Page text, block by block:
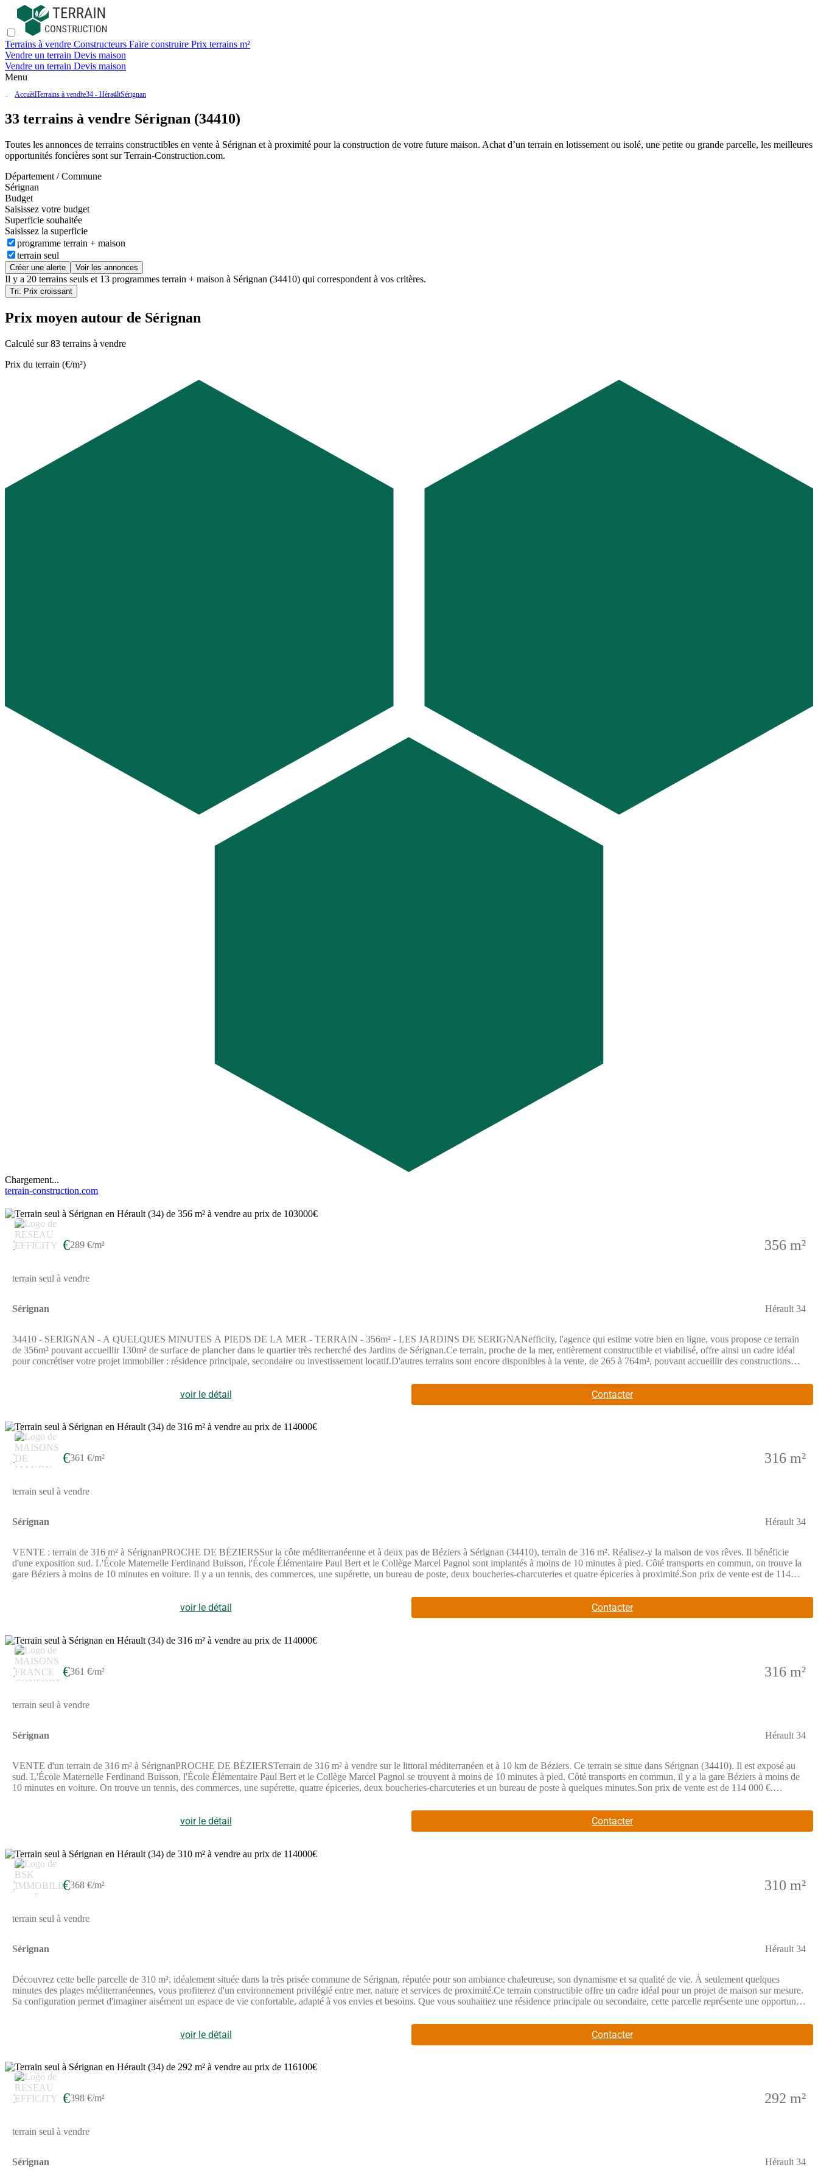
Terrains à vendre Constructeurs Faire construire Prix terrains m²
Vendre un terrain Devis maison
Vendre un terrain Devis maison
Menu
AccueilTerrains à vendre34 - HéraultSérignan
33 terrains à vendre Sérignan (34410)
Toutes les annonces de terrains constructibles en vente à Sérignan et à proximité pour la construction de votre future maison. Achat d’un terrain en lotissement ou isolé, une petite ou grande parcelle, les meilleures
opportunités foncières sont surTerrain-Construction.com.
Département / Commune
Sérignan
Budget
Saisissez votre budget
Superficie souhaitée
Saisissez la superficie
programme terrain + maison
terrain seul
Créer une alerte Voir les annonces
Il y a 20 terrains seuls et 13 programmes terrain + maison à Sérignan (34410) qui correspondent à vos critères.
Tri: Prix croissant
Prix moyen autour de Sérignan
Calculé sur 83 terrains à vendre
Prix du terrain (€/m²)
Chargement...
terrain-construction.com
3
103 000 €289 €/m² 356 m²
terrain seul à vendre
Sérignan Hérault 34
34410 - SERIGNAN - A QUELQUES MINUTES A PIEDS DE LA MER - TERRAIN - 356m² - LES JARDINS DE SERIGNANefficity, l'agence qui estime votre bien en ligne, vous propose ce terrain
de 356m² pouvant accueillir 130m² de surface de plancher dans le quartier très recherché des Jardins de Sérignan.Ce terrain, proche de la mer, entièrement constructible et viabilisé, offre ainsi un cadre idéal
pour concrétiser votre projet immobilier : résidence principale, secondaire ou investissement locatif.D'autres terrains sont encore disponibles à la vente, de 265 à 764m², pouvant accueillir des constructions
également possible.Contactez-nous dès maintenant pour plus de renseignements, organiser une visite et découvrir tous les avantages qu'offre ce bien.Le prix de vente est de 103 000 €, hors frais de notaire,
d'enregistrement et de publicité foncière. Les honoraires sont à la charge du vendeur.Freddy Mignonat, Consultant efficity, (Numéro supprimé). Les informations sur les risques auxquels ce bien est exposé
sont disponibles sur le site Georisque : georisques. gouv. fr Freddy MIGNONAT représentant de la sarl Citelis dont le siège social se situe APT A001 78E RUE DE L'ETANG DE VIC - titulaire de la carte
du Tribunal de Commerce de Montpellier sous le n(Numéro supprimé).Siège social du mandant : effiCity, 48 avenue de Villiers - 75017 PARIS - Société par Actions Simplifiée, société au capital de 132
373,05 euros, immatriculée au RCS Paris 497 617 746 et titulaire de la Carte professionnelle CPI 7501 2015 000 002 025 - CCI Paris IDF - Caisse de Garantie : GALIAN Assurances 89 rue de la Boétie
75008 Paris
voir le détail Contacter
4
114 000 €361 €/m² 316 m²
terrain seul à vendre
Sérignan Hérault 34
VENTE : terrain de 316 m² à SérignanPROCHE DE BÉZIERSSur la côte méditerranéenne et à deux pas de Béziers à Sérignan (34410), terrain de 316 m². Réalisez-y la maison de vos rêves. Il bénéficie
d'une exposition sud. L'École Maternelle Ferdinand Buisson, l'École Élémentaire Paul Bert et le Collège Marcel Pagnol sont implantés à moins de 10 minutes à pied. Côté transports en commun, on trouve la
gare Béziers à moins de 10 minutes en voiture. Il y a un tennis, des commerces, une supérette, un bureau de poste, deux boucheries-charcuteries et quatre épiceries à proximité.Son prix de vente est de 114
suivre. Maisons de Manon Béziers vous accompagne à toutes les étapes de l'achat et dans tous vos projets immobiliers.Annonce proposée par un Agent Commercial Partenaire.
voir le détail Contacter
4
114 000 €361 €/m² 316 m²
terrain seul à vendre
Sérignan Hérault 34
VENTE d'un terrain de 316 m² à SérignanPROCHE DE BÉZIERSTerrain de 316 m² à vendre sur le littoral méditerranéen et à 10 km de Béziers. Ce terrain se situe dans Sérignan (34410). Il est exposé au
sud. L'École Maternelle Ferdinand Buisson, l'École Élémentaire Paul Bert et le Collège Marcel Pagnol se trouvent à moins de 10 minutes à pied. Côté transports en commun, il y a la gare Béziers à moins de
10 minutes en voiture. On trouve un tennis, des commerces, une supérette, quatre épiceries, deux boucheries-charcuteries et un bureau de poste à quelques minutes.Son prix de vente est de 114 000 €.
voir le détail Contacter
2
114 000 €368 €/m² 310 m²
terrain seul à vendre
Sérignan Hérault 34
Découvrez cette belle parcelle de 310 m², idéalement située dans la très prisée commune de Sérignan, réputée pour son ambiance chaleureuse, son dynamisme et sa qualité de vie. À seulement quelques
minutes des plages méditerranéennes, vous profiterez d'un environnement privilégié entre mer, nature et services de proximité.Ce terrain constructible offre un cadre idéal pour un projet de maison sur mesure.
Sa configuration permet d'imaginer aisément un espace de vie confortable, adapté à vos envies et besoins. Que vous souhaitiez une résidence principale ou secondaire, cette parcelle représente une opportunité
proche des commoditésNe manquez pas cette opportunité de concrétiser votre projet immobilier dans un cadre exceptionnel à Sérignan.Cette annonce référence 311572 vous est présentée par votre agent
commercial BSK Immobilier PAUL HERREROS (EI) immatriculé au RSAC de MONTPELLIER (34000) sous le numéro 93925880200015.Prix du bien : 114 000,00 €Les honoraires d'agence sont à la
charge du vendeur.Les informations sur les risques auxquels ce bien est exposé sont disponibles sur le site Géorisques : www.georisques.gouv.fr
voir le détail Contacter
3
116 100 €398 €/m² 292 m²
terrain seul à vendre
Sérignan Hérault 34